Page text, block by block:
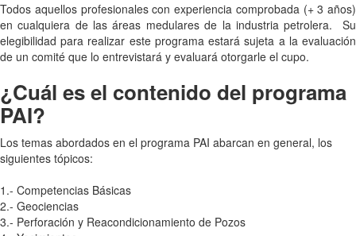
Todos aquellos profesionales con experiencia comprobada (+ 3 años)
en cualquiera de las áreas medulares de la industria petrolera. Su
elegibilidad para realizar este programa estará sujeta a la evaluación
de un comité que lo entrevistará y evaluará otorgarle el cupo.
¿Cuál es el contenido del programa
PAI?
Los temas abordados en el programa PAI abarcan en general, los
siguientes tópicos:
1.- Competencias Básicas
2.- Geociencias
3.- Perforación y Reacondicionamiento de Pozos